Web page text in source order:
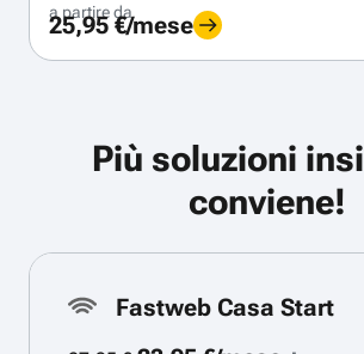
a partire da
25,95 €/mese
Più soluzioni
conviene!
Fastweb Casa Start